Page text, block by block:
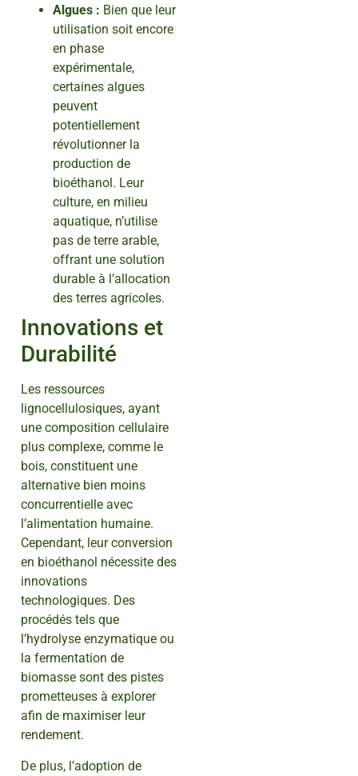
Algues : Bien que leur
utilisation soit encore
en phase
expérimentale,
certaines algues
peuvent
potentiellement
révolutionner la
production de
bioéthanol. Leur
culture, en milieu
aquatique, n’utilise
pas de terre arable,
offrant une solution
durable à l’allocation
des terres agricoles.
Innovations et
Durabilité
Les ressources
lignocellulosiques, ayant
une composition cellulaire
plus complexe, comme le
bois, constituent une
alternative bien moins
concurrentielle avec
l’alimentation humaine.
Cependant, leur conversion
en bioéthanol nécessite des
innovations
technologiques. Des
procédés tels que
l’hydrolyse enzymatique ou
la fermentation de
biomasse sont des pistes
prometteuses à explorer
afin de maximiser leur
rendement.
De plus, l’adoption de